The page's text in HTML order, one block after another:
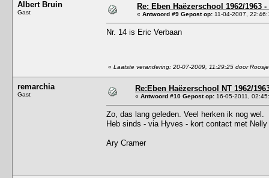
Albert Bruin
Gast
Re: Eben Haëzerschool 1962/1963
« Antwoord #9 Gepost op: 11-04-2007,
Nr. 14 is Eric Verbaan
« Laatste verandering: 20-07-2009, 11:29:25 door Roosje
remarchia
Gast
Re:Eben Haëzerschool NT 1962/
« Antwoord #10 Gepost op: 16-05-2011,
Zo, das lang geleden. Veel herken ik nog wel.
Heb sinds - via Hyves - kort contact met
Ary Cramer